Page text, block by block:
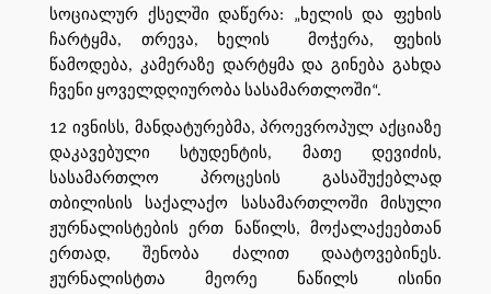
სოციალურ ქსელში დაწერა: „ხელის და ფეხის
ჩარტყმა, თრევა, ხელის მოჭერა, ფეხის
წამოდება, კამერაზე დარტყმა და გინება გახდა
ჩვენი ყოველდღიურობა სასამართლოში“.
12 ივნისს, მანდატურებმა, პროევროპულ აქციაზე
დაკავებული სტუდენტის, მათე დევიძის,
სასამართლო პროცესის გასაშუქებლად
თბილისის საქალაქო სასამართლოში მისული
ჟურნალისტების ერთ ნაწილს, მოქალაქეებთან
ერთად, შენობა ძალით დაატოვებინეს.
ჟურნალისტთა მეორე ნაწილს ისინი